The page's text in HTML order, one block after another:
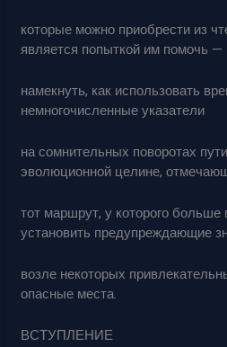
которые можно приобрести из
является попыткой им помочь —
намекнуть, как использовать
немногочисленные указатели
на сомнительных поворотах
эволюционной целине,
тот маршрут, у которого
установить предупреждающие
возле некоторых
опасные места.
ВСТУПЛЕНИЕ